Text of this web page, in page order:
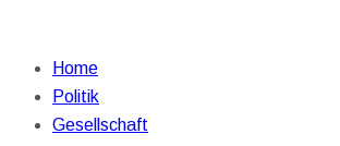
Home
Politik
Gesellschaft